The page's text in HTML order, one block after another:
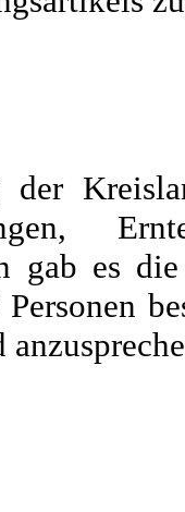
der
gab es